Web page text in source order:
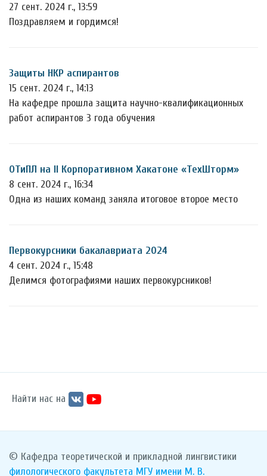
27 сент. 2024 г., 13:59
Поздравляем и гордимся!
Защиты НКР аспирантов
15 сент. 2024 г., 14:13
На кафедре прошла защита научно-квалификационных
работ аспирантов 3 года обучения
ОТиПЛ на II Корпоративном Хакатоне «ТехШторм»
8 сент. 2024 г., 16:34
Одна из наших команд заняла итоговое второе место
Первокурсники бакалавриата 2024
4 сент. 2024 г., 15:48
Делимся фотографиями наших первокурсников!
Найти нас на
© Кафедра теоретической и прикладной лингвистики
филологического факультета МГУ имени М. В.